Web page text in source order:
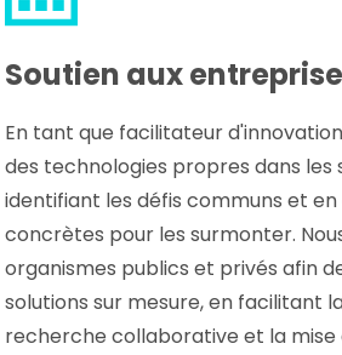
Soutien aux
En tant que facilitateur
des technologies propres dans les
identifiant les défis communs et
concrètes pour les surmonter.
organismes publics et privés afin
solutions sur mesure, en facilitant
recherche collaborative et la